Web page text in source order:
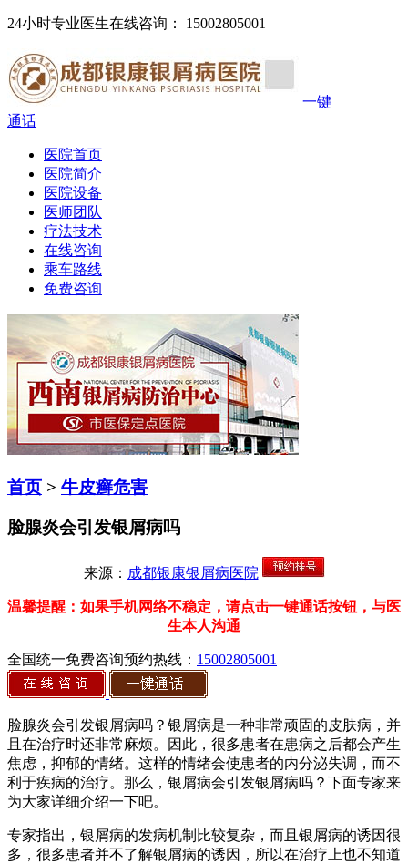
24小时专业医生在线咨询： 15002805001
一键
通话
医院首页
医院简介
医院设备
医师团队
疗法技术
在线咨询
乘车路线
免费咨询
首页 > 牛皮癣危害
脸腺炎会引发银屑病吗
来源： 成都银康银屑病医院
温馨提醒：如果手机网络不稳定，请点击一键通话按钮，与医
生本人沟通
全国统一免费咨询预约热线： 15002805001
脸腺炎会引发银屑病吗？银屑病是一种非常顽固的皮肤病，并
且在治疗时还非常麻烦。因此，很多患者在患病之后都会产生
焦虑，抑郁的情绪。这样的情绪会使患者的内分泌失调，而不
利于疾病的治疗。那么，银屑病会引发银屑病吗？下面专家来
为大家详细介绍一下吧。
专家指出，银屑病的发病机制比较复杂，而且银屑病的诱因很
多，很多患者并不了解银屑病的诱因，所以在治疗上也不知道